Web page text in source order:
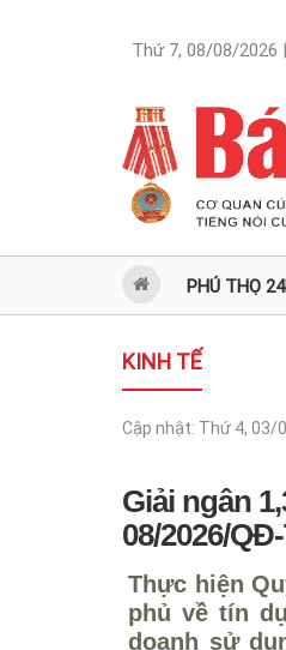
Thứ 7, 08/08/2026
PHÚ THỌ
KINH TẾ
Cập nhật: Thứ 4, 03/
Giải ngân
08/2026/
Thực hiện
phủ về tín
doanh sử